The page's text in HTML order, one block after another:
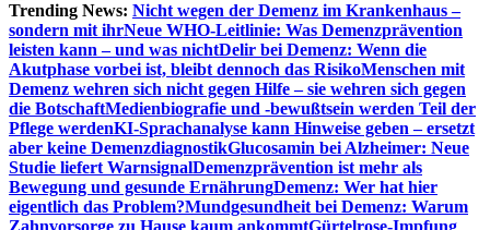
Trending News: Nicht wegen der Demenz im Krankenhaus –
sondern mit ihrNeue WHO-Leitlinie: Was Demenzprävention
leisten kann – und was nichtDelir bei Demenz: Wenn die
Akutphase vorbei ist, bleibt dennoch das RisikoMenschen mit
Demenz wehren sich nicht gegen Hilfe – sie wehren sich gegen
die BotschaftMedienbiografie und -bewußtsein werden Teil der
Pflege werdenKI-Sprachanalyse kann Hinweise geben – ersetzt
aber keine DemenzdiagnostikGlucosamin bei Alzheimer: Neue
Studie liefert WarnsignalDemenzprävention ist mehr als
Bewegung und gesunde ErnährungDemenz: Wer hat hier
eigentlich das Problem?Mundgesundheit bei Demenz: Warum